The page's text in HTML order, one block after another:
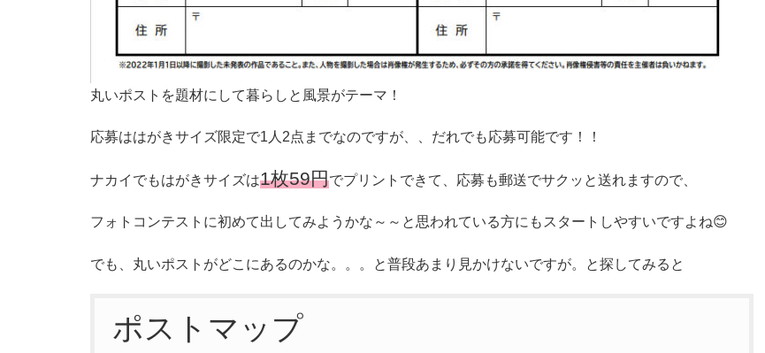
丸いポストを題材にして暮らしと風景がテーマ！
応募ははがきサイズ限定で1人2点までなのですが、、だれでも応募可能です！！
ナカイでもはがきサイズは1枚59円でプリントできて、応募も郵送でサクッと送れますので、
フォトコンテストに初めて出してみようかな～～と思われている方にもスタートしやすいですよね😊
でも、丸いポストがどこにあるのかな。。。と普段あまり見かけないですが。と探してみると
ポストマップ